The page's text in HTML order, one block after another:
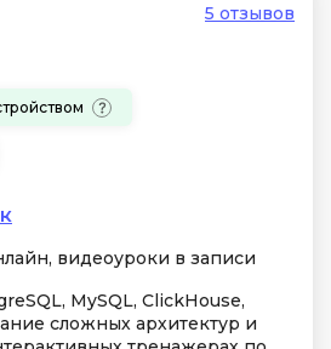
5 отзывов
видеоуроки в записи
MySQL, ClickHouse,
сложных архитектур и